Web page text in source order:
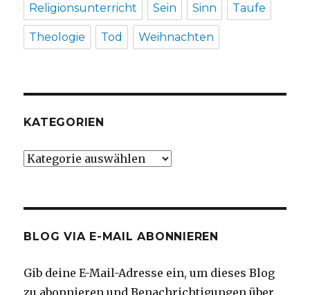
Religionsunterricht Sein Sinn Taufe
Theologie Tod Weihnachten
KATEGORIEN
Kategorien
BLOG VIA E-MAIL ABONNIEREN
Gib deine E-Mail-Adresse ein, um dieses Blog
zu abonnieren und Benachrichtigungen über